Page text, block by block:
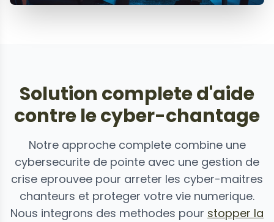
Solution complete d'aide
contre le cyber-chantage
Notre approche complete combine une
cybersecurite de pointe avec une gestion de
crise eprouvee pour arreter les cyber-maitres
chanteurs et proteger votre vie numerique.
Nous integrons des methodes pour stopper la